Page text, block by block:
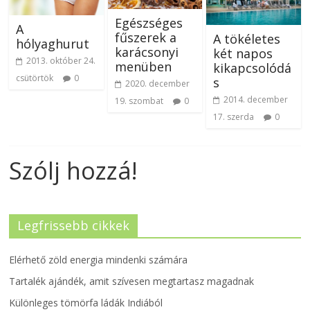
A
hólyaghurut
2013. október 24.
csütörtök
0
Egészséges
fűszerek a
karácsonyi
menüben
2020. december
19. szombat
0
A tökéletes
két napos
kikapcsolódá
s
2014. december
17. szerda
0
Szólj hozzá!
Legfrissebb cikkek
Elérhető zöld energia mindenki számára
Tartalék ajándék, amit szívesen megtartasz magadnak
Különleges tömörfa ládák Indiából